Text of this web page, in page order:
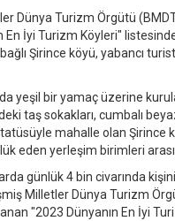
Dünya Turizm Örgütü
En İyi Turizm Köyleri"
Şirince köyü, yabancı turist
yeşil bir yamaç üzerine
taş sokakları, cumbalı
mahalle olan Şirince
eden yerleşim birimleri
günlük 4 bin civarında
Milletler Dünya Turizm
"2023 Dünyanın En İyi